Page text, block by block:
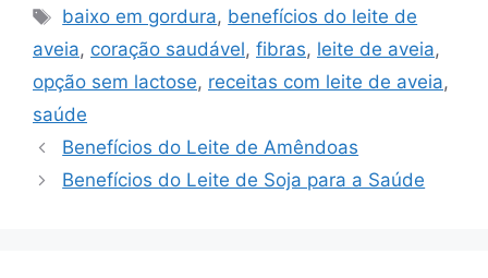
Tags
baixo em gordura, benefícios do leite de
aveia, coração saudável, fibras, leite de aveia,
opção sem lactose, receitas com leite de aveia,
saúde
Benefícios do Leite de Amêndoas
Benefícios do Leite de Soja para a Saúde